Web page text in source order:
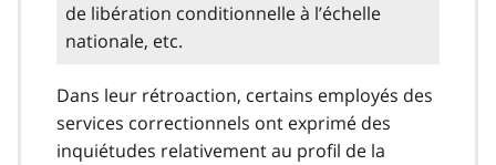
de libération conditionnelle à l’échelle
nationale, etc.
Dans leur rétroaction, certains employés des
services correctionnels ont exprimé des
inquiétudes relativement au profil de la